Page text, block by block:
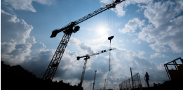
n
n
é
e
2
0
r
i
x
à
l
a